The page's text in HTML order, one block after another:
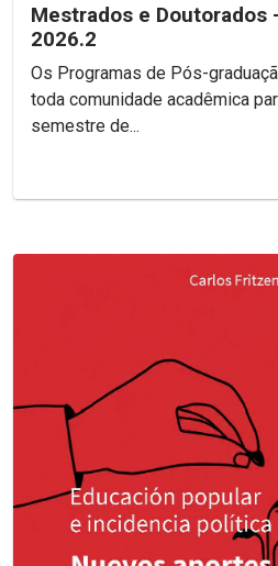
Mestrados e Doutorados
2026.2
Os Programas de Pós-
toda comunidade acadêmica
semestre de...